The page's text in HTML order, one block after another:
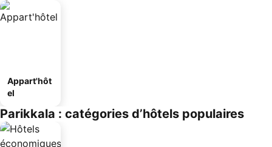
Appart'hôt
el
Parikkala : catégories d’hôtels populaires